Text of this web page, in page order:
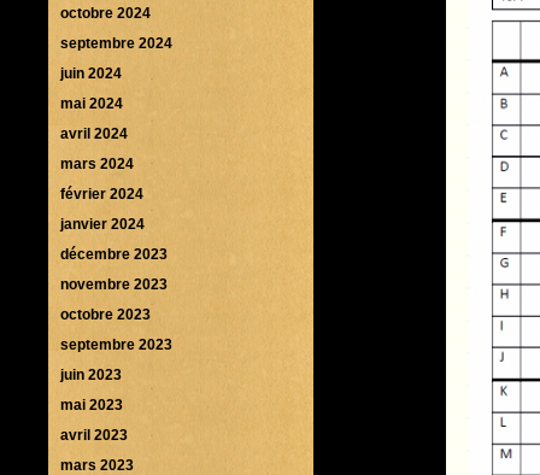
octobre 2024
septembre 2024
juin 2024
mai 2024
avril 2024
mars 2024
février 2024
janvier 2024
décembre 2023
novembre 2023
octobre 2023
septembre 2023
juin 2023
mai 2023
avril 2023
mars 2023